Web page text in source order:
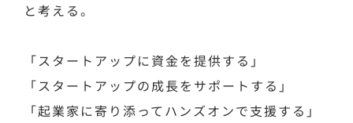
と考える。
「スタートアップに資金を提供する」
「スタートアップの成長をサポートする」
「起業家に寄り添ってハンズオンで支援する」